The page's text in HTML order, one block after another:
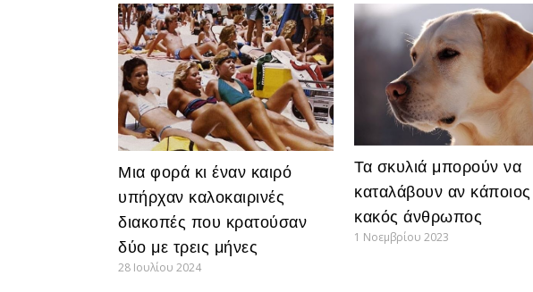
Μια φορά κι έναν καιρό
υπήρχαν καλοκαιρινές
διακοπές που κρατούσαν
δύο με τρεις μήνες
28 Ιουλίου 2024
Τα σκυλιά μπορούν να
καταλάβουν αν κάποιος
κακός άνθρωπος
1 Νοεμβρίου 2023